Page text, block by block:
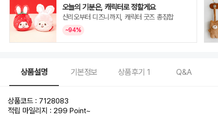
오늘의 기분은, 캐릭터로 정할게요
산리오부터 디즈니까지, 캐릭터 굿즈 총집합
~94%
상품설명 기본정보 상품후기 1 Q&A
상품코드 : 7128083
적립 마일리지 : 299 Point~